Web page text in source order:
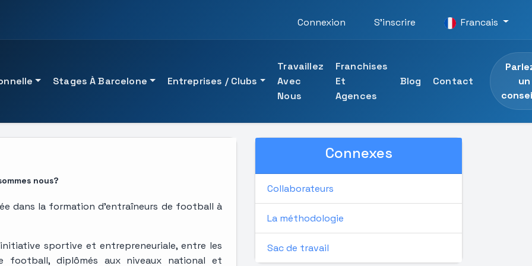
Connexion S'inscrire Francais
Voir les spécialistes de l'Université UTAMED
Voir les formations professionnelles
Stages À Barcelone Entreprises / Clubs
Travaillez
Avec
Nous
Franchises
Et
Agences
Blog Contact
un
nous?
dans la formation d'entraîneurs de football à
sportive et entrepreneuriale, entre les
football, diplômés aux niveaux national et
Connexes
Collaborateurs
La méthodologie
Sac de travail